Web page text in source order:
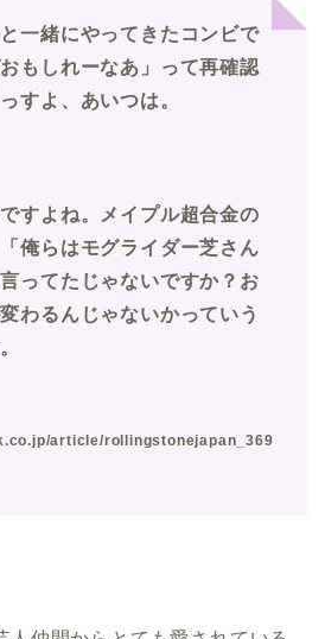
一緒にやってきたコンビで
もしれーなあ」って再確認
すよ、あいつは。
すよね。メイプル超合金の
俺らはモグライダー芝さん
ってたじゃないですか？お
わるんじゃないかっていう
article/rollingstonejapan_369